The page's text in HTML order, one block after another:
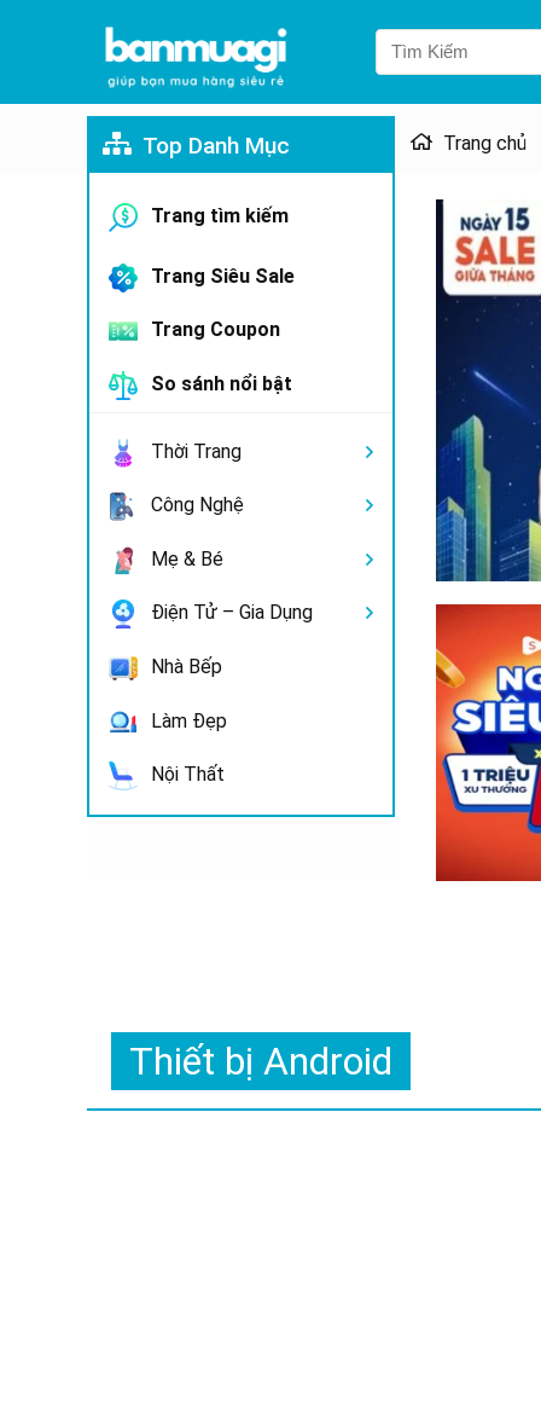
Top Danh Mục
Trang tìm kiếm
Trang Siêu Sale
Trang Coupon
So sánh nổi bật
Thời Trang
Công Nghệ
Mẹ & Bé
Điện Tử – Gia Dụng
Nhà Bếp
Làm Đẹp
Nội Thất
Trang chủ
Thiết bị Android